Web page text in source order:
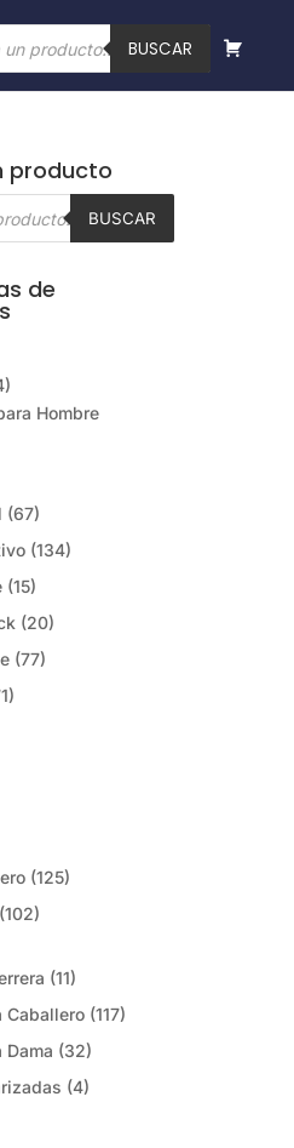
BUSCAR
producto
BUSCAR
de
Hombre
(67)
(134)
(15)
(20)
(77)
(125)
(102)
(11)
Caballero (117)
Dama (32)
(4)